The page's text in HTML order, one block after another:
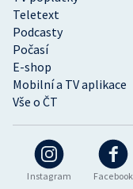
Instagram Facebook
Teletext
Podcasty
Počasí
E-shop
Mobilní a TV aplikace
Vše o ČT